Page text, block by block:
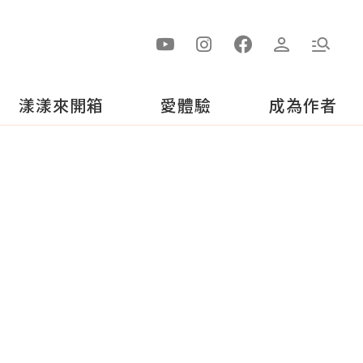
漾漾來開箱 愛體驗 成為作者